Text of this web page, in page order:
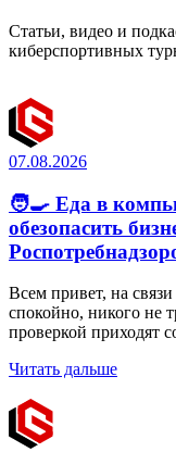
Статьи, видео и
киберспортивных
07.08.2026
🧑‍🍳 Еда в
обезопасить
Всем привет, на
спокойно, никого не
проверкой приходят
Читать дальше